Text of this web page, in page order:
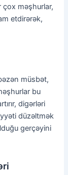
çox məşhurlar,
etdirərək,
müsbət,
bu
digərləri
düzəltmək
gerçəyini